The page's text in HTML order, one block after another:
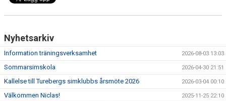
Nyhetsarkiv
Information träningsverksamhet 2026-08-03 13:03
Sommarsimskola 2026-04-30 21:51
Kallelse till Turebergs simklubbs årsmöte 2026 2026-03-04 00:10
Välkommen Niclas! 2025-11-25 22:10